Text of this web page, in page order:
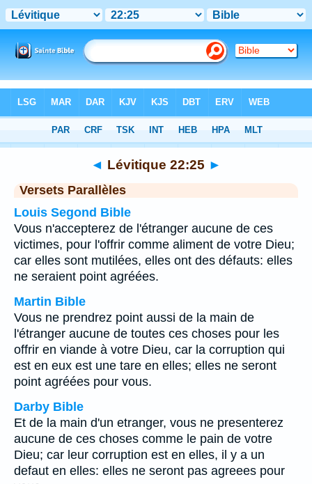
Chapitre 22 > Verset 25
◄ Lévitique 22:25 ►
Versets Parallèles
Louis Segond Bible
Vous n'accepterez de l'étranger aucune de ces
victimes, pour l'offrir comme aliment de votre Dieu;
car elles sont mutilées, elles ont des défauts: elles
ne seraient point agréées.
Martin Bible
Vous ne prendrez point aussi de la main de
l'étranger aucune de toutes ces choses pour les
offrir en viande à votre Dieu, car la corruption qui
est en eux est une tare en elles; elles ne seront
point agréées pour vous.
Darby Bible
Et de la main d'un etranger, vous ne presenterez
aucune de ces choses comme le pain de votre
Dieu; car leur corruption est en elles, il y a un
defaut en elles: elles ne seront pas agreees pour